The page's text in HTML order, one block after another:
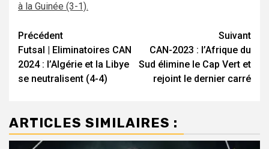
à la Guinée (3-1).
Navigation
d’article
Précédent
Futsal | Eliminatoires CAN
2024 : l’Algérie et la Libye
se neutralisent (4-4)
Suivant
CAN-2023 : l’Afrique du
Sud élimine le Cap Vert et
rejoint le dernier carré
ARTICLES SIMILAIRES :